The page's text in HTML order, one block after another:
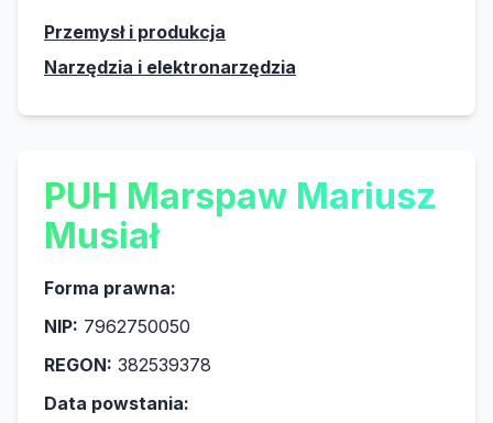
Przemysł i produkcja
Narzędzia i elektronarzędzia
PUH Marspaw Mariusz
Musiał
Forma prawna:
NIP: 7962750050
REGON: 382539378
Data powstania: